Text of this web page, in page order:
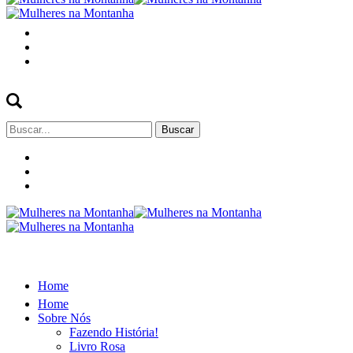
Buscar
por:
Home
Home
Sobre Nós
Fazendo História!
Livro Rosa